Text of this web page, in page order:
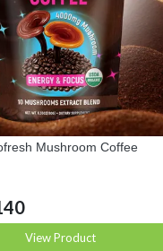
Mushroom Coffee
View Product